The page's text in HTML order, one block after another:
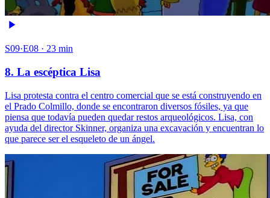
S09·E08 · 23 min
8. La escéptica Lisa
Lisa protesta contra el centro comercial que se está construyendo en
el Prado Colmillo, donde se encontraron diversos fósiles, ya que
piensa que todavía pueden quedar restos arqueológicos. Lisa, con
ayuda del director Skinner, organiza una excavación y encuentran lo
que parece ser el esqueleto de un ángel.